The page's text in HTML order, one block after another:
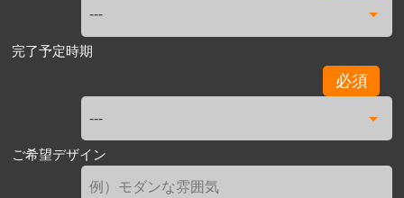
完了予定時期
必須
ご希望デザイン